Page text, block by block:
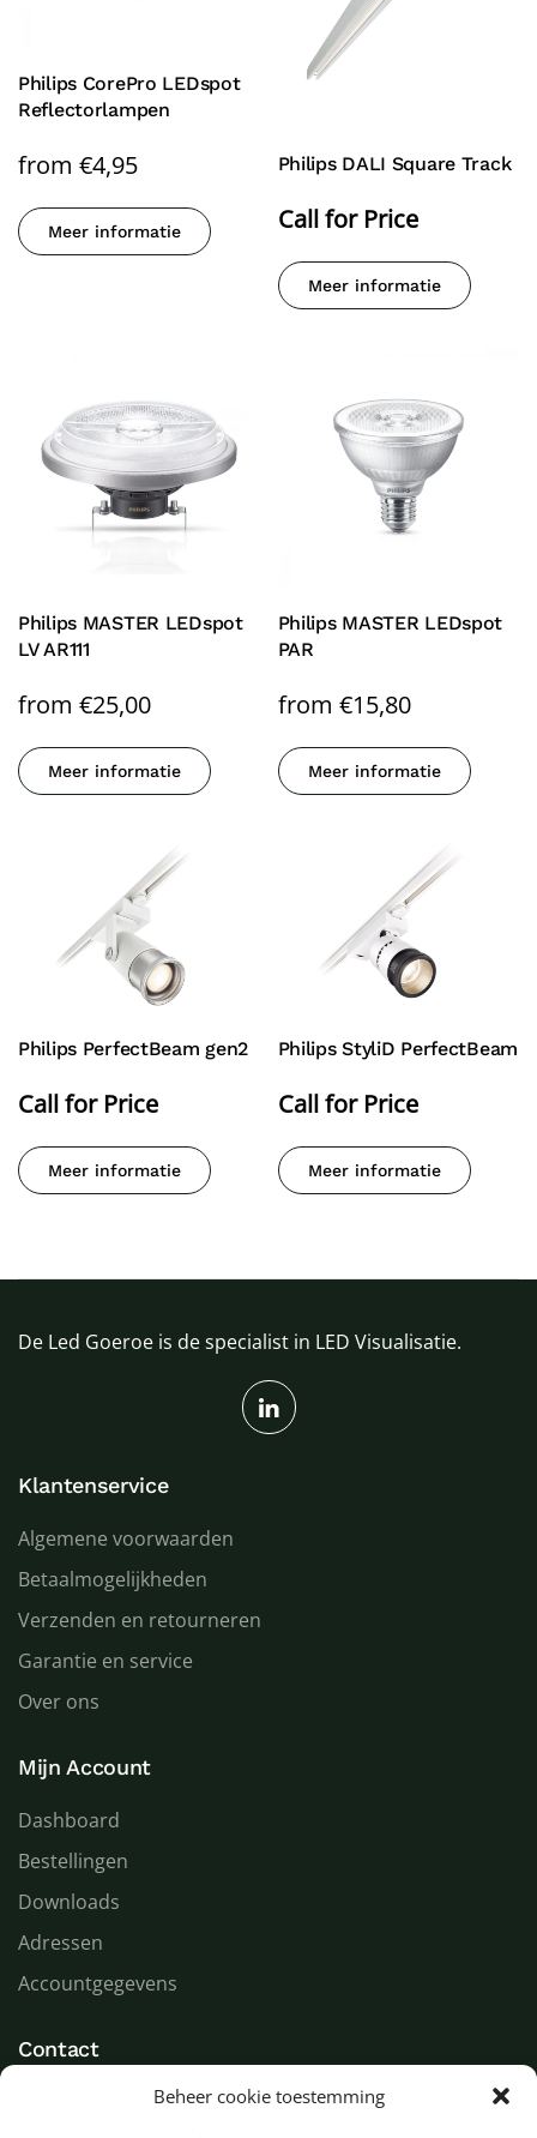
Beheer cookie toestemming
Philips CorePro LEDspot
Reflectorlampen
from €4,95
Meer informatie
Philips DALI Square Track
Call for Price
Meer informatie
Philips MASTER LEDspot
LV AR111
from €25,00
Meer informatie
Philips MASTER LEDspot
PAR
from €15,80
Meer informatie
Philips PerfectBeam gen2
Call for Price
Meer informatie
Philips StyliD PerfectBeam
Call for Price
Meer informatie
De Led Goeroe is de specialist in LED Visualisatie.
Klantenservice
Algemene voorwaarden
Betaalmogelijkheden
Verzenden en retourneren
Garantie en service
Over ons
Mijn Account
Dashboard
Bestellingen
Downloads
Adressen
Accountgegevens
Contact